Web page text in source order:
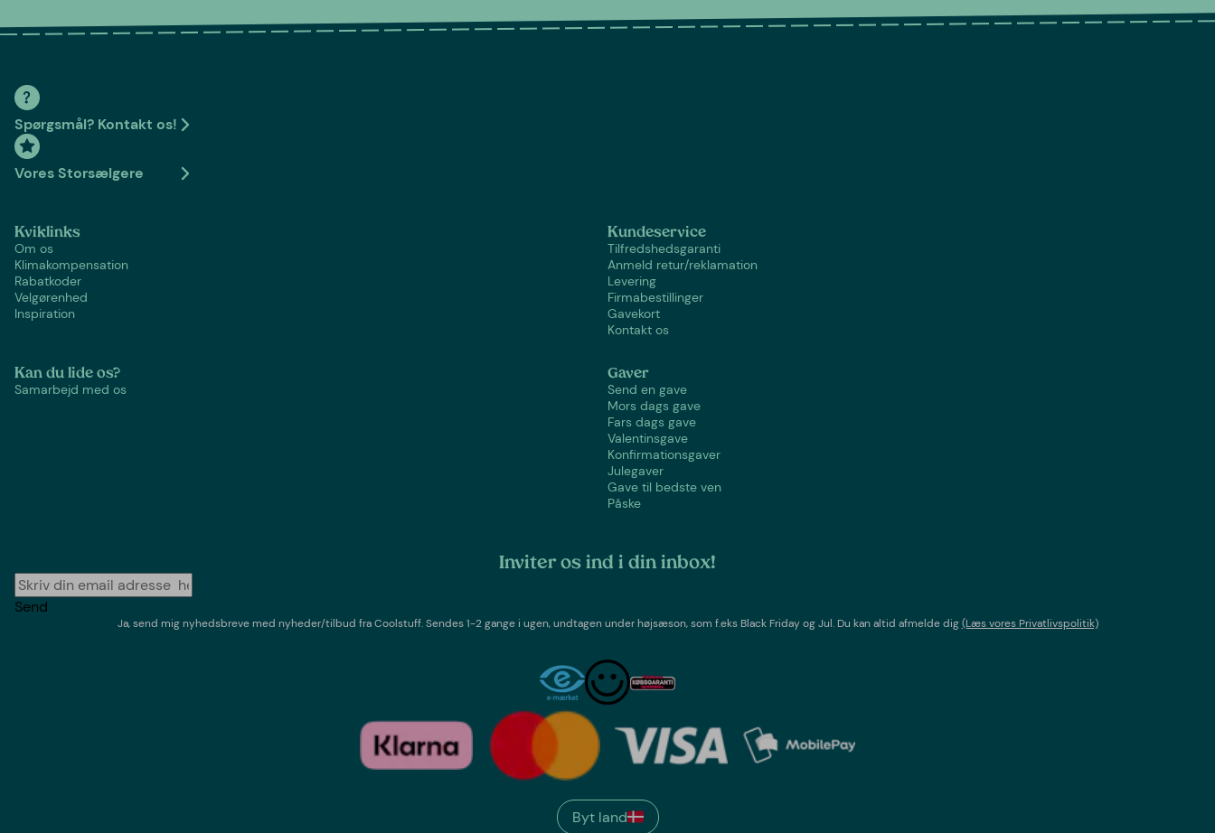
Spørgsmål? Kontakt os!
Vores Storsælgere
Kviklinks
Om os
Klimakompensation
Rabatkoder
Velgørenhed
Inspiration
Kundeservice
Tilfredshedsgaranti
Anmeld retur/reklamation
Levering
Firmabestillinger
Gavekort
Kontakt os
Kan du lide os?
Samarbejd med os
Gaver
Send en gave
Mors dags gave
Fars dags gave
Valentinsgave
Konfirmationsgaver
Julegaver
Gave til bedste ven
Påske
Inviter os ind i din inbox!
Send
Ja, send mig nyhedsbreve med nyheder/tilbud fraCoolstuff. Sendes 1-2 gange i ugen,undtagen under højsæson, som f.eks Black Friday og Jul. Du kan altid afmelde dig(Læs vores Privatlivspolitik)
Byt land